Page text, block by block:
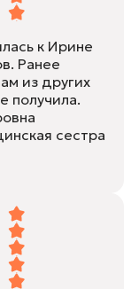
к Ирине
Ранее
из других
получила.
сестра